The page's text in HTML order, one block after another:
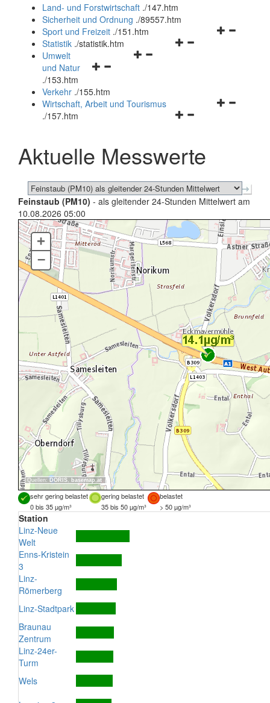
und
schließen
Land- und Forstwirtschaft ./147.htm
Sicherheit und Ordnung ./89557.htm
Navigationsmenü
Sport und Freizeit ./151.htm
Navigationsmenü
Statistik ./statistik.htm
Navigationsmenü
und
schließen
Umwelt
und Natur
./153.htm
Verkehr ./155.htm
Navigationsmenü
schließen
Wirtschaft, Arbeit und Tourismus
./157.htm
Aktuelle Messwerte
Feinstaub (PM10) - als gleitender 24-Stunden Mittelwert am
10.08.2026 05:00
Quellen: DORIS, basemap.at
+
–
sehr gering belastet gering belastet
belastet
0 bis 35 µg/m³
35 bis 50 µg/m³ > 50 µg/m³
Station
Linz-Neue
Welt
Enns-Kristein
3
Linz-
Römerberg
Linz-Stadtpark
Braunau
Zentrum
Linz-24er-
Turm
Wels